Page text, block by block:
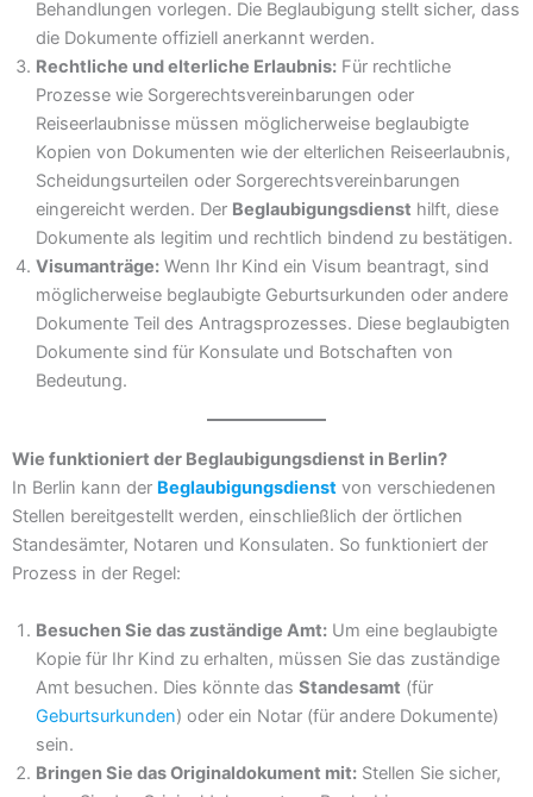
Behandlungen vorlegen. Die Beglaubigung stellt sicher, dass
die Dokumente offiziell anerkannt werden.
Rechtliche und elterliche Erlaubnis: Für rechtliche
Prozesse wie Sorgerechtsvereinbarungen oder
Reiseerlaubnisse müssen möglicherweise beglaubigte
Kopien von Dokumenten wie der elterlichen Reiseerlaubnis,
Scheidungsurteilen oder Sorgerechtsvereinbarungen
eingereicht werden. Der Beglaubigungsdienst hilft, diese
Dokumente als legitim und rechtlich bindend zu bestätigen.
Visumanträge: Wenn Ihr Kind ein Visum beantragt, sind
möglicherweise beglaubigte Geburtsurkunden oder andere
Dokumente Teil des Antragsprozesses. Diese beglaubigten
Dokumente sind für Konsulate und Botschaften von
Bedeutung.
Wie funktioniert der Beglaubigungsdienst in Berlin?
In Berlin kann der Beglaubigungsdienst von verschiedenen
Stellen bereitgestellt werden, einschließlich der örtlichen
Standesämter, Notaren und Konsulaten. So funktioniert der
Prozess in der Regel:
Besuchen Sie das zuständige Amt: Um eine beglaubigte
Kopie für Ihr Kind zu erhalten, müssen Sie das zuständige
Amt besuchen. Dies könnte das Standesamt (für
Geburtsurkunden) oder ein Notar (für andere Dokumente)
sein.
Bringen Sie das Originaldokument mit: Stellen Sie sicher,